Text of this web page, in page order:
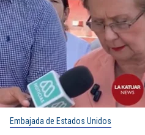
Embajada de Estados Unidos